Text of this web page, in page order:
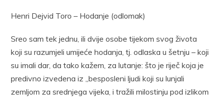
Henri Dejvid Toro – Hodanje (odlomak)
Sreo sam tek jednu, ili dvije osobe tijekom svog života
koji su razumjeli umijeće hodanja, tj. odlaska u šetnju – koji
su imali dar, da tako kažem, za lutanje: što je riječ koja je
predivno izvedena iz „besposleni ljudi koji su lunjali
zemljom za srednjega vijeka, i tražili milostinju pod izlikom